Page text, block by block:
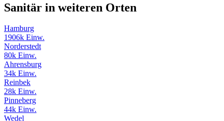
Sanitär in weiteren Orten
Hamburg
1906k Einw.
Norderstedt
80k Einw.
Ahrensburg
34k Einw.
Reinbek
28k Einw.
Pinneberg
44k Einw.
Wedel